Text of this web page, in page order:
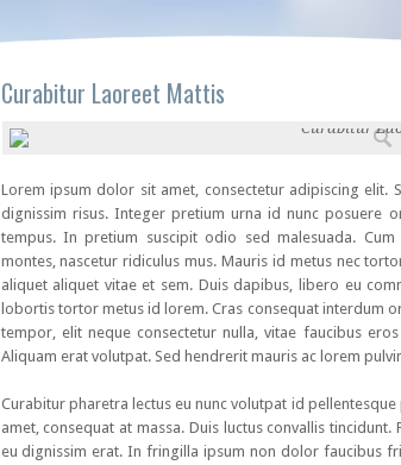
Curabitur Laoreet Mattis
Lorem ipsum dolor sit amet, consectetur adipiscing elit.
dignissim risus. Integer pretium urna id nunc posuere
tempus. In pretium suscipit odio sed malesuada.
montes, nascetur ridiculus mus. Mauris id metus nec
aliquet aliquet vitae et sem. Duis dapibus, libero eu
lobortis tortor metus id lorem. Cras consequat interdum
tempor, elit neque consectetur nulla, vitae faucibus
Aliquam erat volutpat. Sed hendrerit mauris ac lorem
Curabitur pharetra lectus eu nunc volutpat id
amet, consequat at massa. Duis luctus convallis
eu dignissim erat. In fringilla ipsum non dolor faucibus